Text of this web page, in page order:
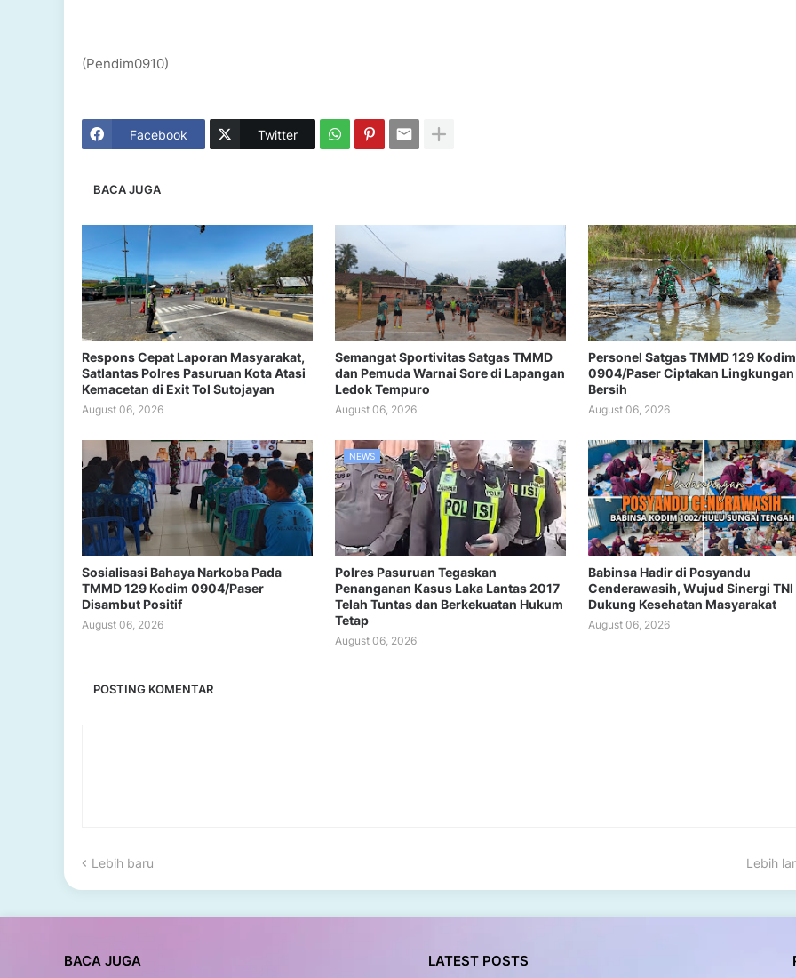
(Pendim0910)
Facebook Twitter
BACA JUGA
Respons Cepat Laporan Masyarakat,
Satlantas Polres Pasuruan Kota Atasi
Kemacetan di Exit Tol Sutojayan
August 06, 2026
Semangat Sportivitas Satgas TMMD
dan Pemuda Warnai Sore di Lapangan
Ledok Tempuro
August 06, 2026
Personel Satgas TMMD 129 Kodim
0904/Paser Ciptakan Lingkungan
Bersih
August 06, 2026
Sosialisasi Bahaya Narkoba Pada
TMMD 129 Kodim 0904/Paser
Disambut Positif
August 06, 2026
NEWS
Polres Pasuruan Tegaskan
Penanganan Kasus Laka Lantas 2017
Telah Tuntas dan Berkekuatan Hukum
Tetap
August 06, 2026
Babinsa Hadir di Posyandu
Cenderawasih, Wujud Sinergi TNI
Dukung Kesehatan Masyarakat
August 06, 2026
POSTING KOMENTAR
Lebih baru Lebih
BACA JUGA LATEST POSTS